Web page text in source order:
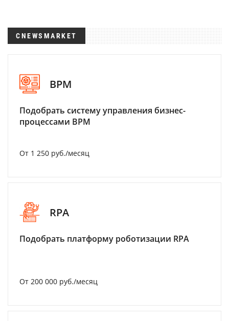
CNEWSMARKET
BPM
Подобрать систему управления бизнес-
процессами BPM
От 1 250 руб./месяц
RPA
Подобрать платформу роботизации RPA
От 200 000 руб./месяц